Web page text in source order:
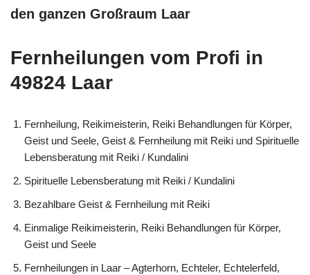
den ganzen Großraum Laar
Fernheilungen vom Profi in
49824 Laar
Fernheilung, Reikimeisterin, Reiki Behandlungen für Körper,
Geist und Seele, Geist & Fernheilung mit Reiki und Spirituelle
Lebensberatung mit Reiki / Kundalini
Spirituelle Lebensberatung mit Reiki / Kundalini
Bezahlbare Geist & Fernheilung mit Reiki
Einmalige Reikimeisterin, Reiki Behandlungen für Körper,
Geist und Seele
Fernheilungen in Laar – Agterhorn, Echteler, Echtelerfeld,